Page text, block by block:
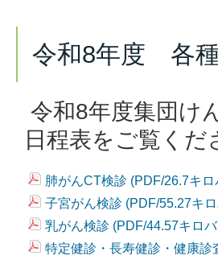
令和8年度 各
令和8年度集団け
日程表をご覧くだ
肺がんCT検診 (PDF/26.7キロ
子宮がん検診 (PDF/55.27キ
乳がん検診 (PDF/44.57キロ
特定健診・長寿健診・健康